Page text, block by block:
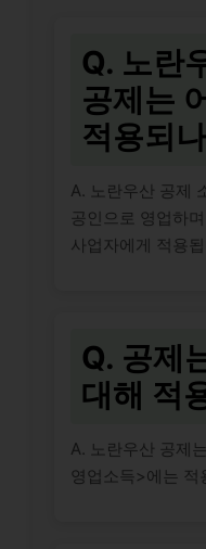
Q. 노란
공제는
적용되
A. 노란우산 공제
공인으로 영업하
사업자에게 적용
Q. 공제
대해 적
A. 노란우산 공제는
영업소득>에는 적